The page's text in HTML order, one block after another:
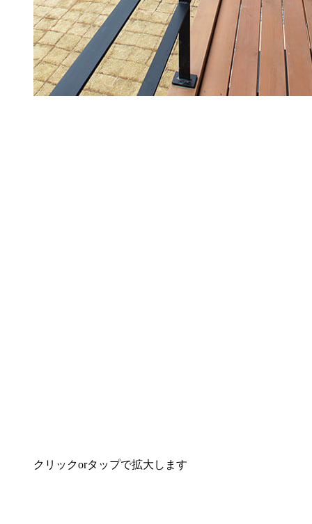
クリックorタップで拡大します